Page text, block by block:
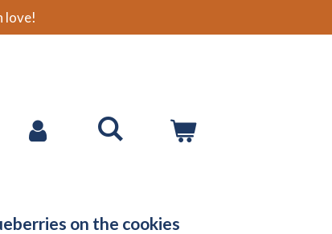
love!
on the cookies